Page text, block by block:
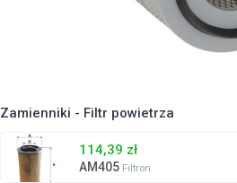
Zamienniki - Filtr powietrza
114,39 zł
AM405 Filtron